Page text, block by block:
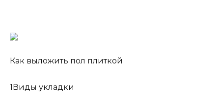
Как выложить пол плиткой
1Виды укладки